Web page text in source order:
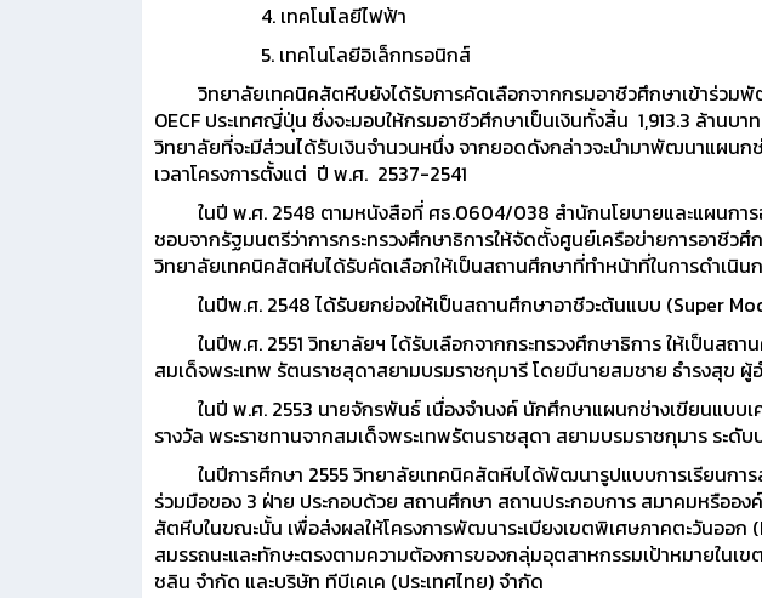
4. เทคโนโลยีไฟฟ้า
5. เทคโนโลยีอิเล็กทรอนิกส์
วิทยาลัยเทคนิคสัตหีบยังได้รับการคัดเลือกจากกรมอาชีวศึกษาเข้าร่วมพั
OECF ประเทศญี่ปุ่น ซึ่งจะมอบให้กรมอาชีวศึกษาเป็นเงินทั้งสิ้น 1,913.3 ล้าน
วิทยาลัยที่จะมีส่วนได้รับเงินจำนวนหนึ่ง จากยอดดังกล่าวจะนำมาพัฒนาแผนก
เวลาโครงการตั้งแต่ ปี พ.ศ. 2537-2541
ในปี พ.ศ. 2548 ตามหนังสือที่ ศธ.0604/038 สำนักนโยบายและแผนการอ
ชอบจากรัฐมนตรีว่าการกระทรวงศึกษาธิการให้จัดตั้งศูนย์เครือข่ายการอาชี
วิทยาลัยเทคนิคสัตหีบได้รับคัดเลือกให้เป็นสถานศึกษาที่ทำหน้าที่ในการดำเนิ
ในปีพ.ศ. 2548 ได้รับยกย่องให้เป็นสถานศึกษาอาชีวะต้นแบบ (Super
ในปีพ.ศ. 2551 วิทยาลัยฯ ได้รับเลือกจากกระทรวงศึกษาธิการ ให้เป็นสถา
สมเด็จพระเทพ รัตนราชสุดาสยามบรมราชกุมารี โดยมีนายสมชาย ธำรงสุข
ในปี พ.ศ. 2553 นายจักรพันธ์ เนื่องจำนงค์ นักศึกษาแผนกช่างเขียนแบบเ
รางวัล พระราชทานจากสมเด็จพระเทพรัตนราชสุดา สยามบรมราชกุมาร ระ
ในปีการศึกษา 2555 วิทยาลัยเทคนิคสัตหีบได้พัฒนารูปแบบการเรียนกา
ร่วมมือของ 3 ฝ่าย ประกอบด้วย สถานศึกษา สถานประกอบการ สมาคมหรืออ
สัตหีบในขณะนั้น เพื่อส่งผลให้โครงการพัฒนาระเบียงเขตพิเศษภาคตะวันออ
สมรรถนะและทักษะตรงตามความต้องการของกลุ่มอุตสาหกรรมเป้าหมายในเ
ชลิน จำกัด และบริษัท ทีบีเคเค (ประเทศไทย) จำกัด